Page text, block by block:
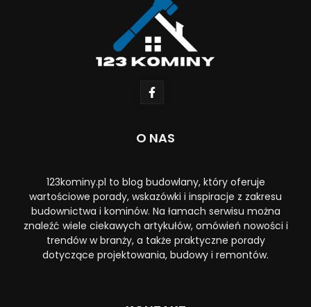
O NAS
123kominy.pl to blog budowlany, który oferuje
wartościowe porady, wskazówki i inspiracje z zakresu
budownictwa i kominów. Na łamach serwisu można
znaleźć wiele ciekawych artykułów, omówień nowości i
trendów w branży, a także praktyczne porady
dotyczące projektowania, budowy i remontów.